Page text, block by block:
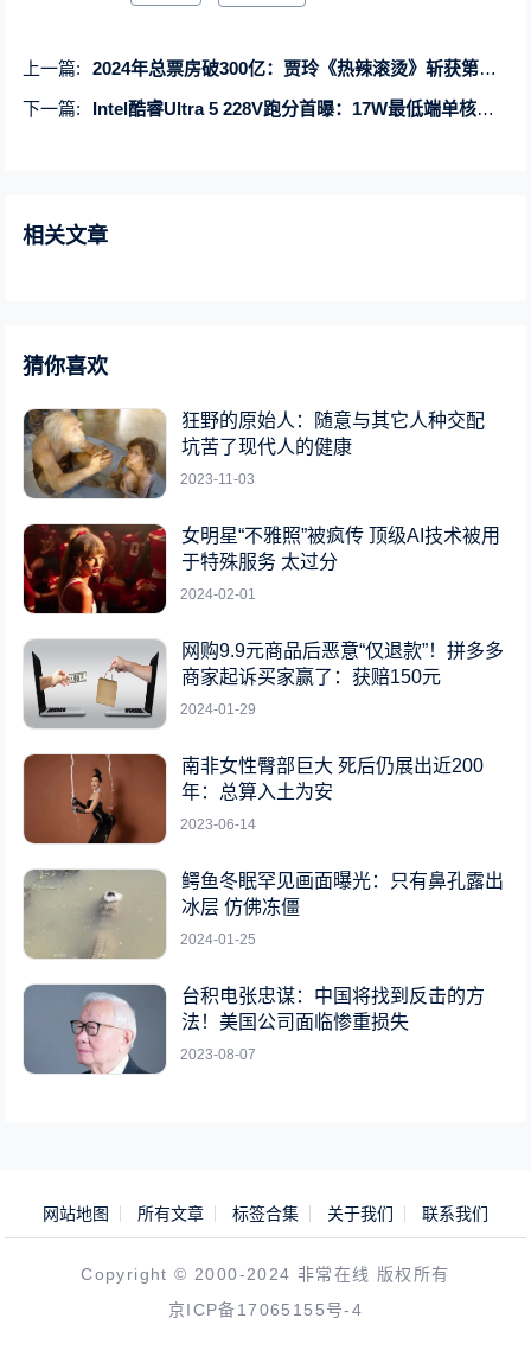
上一篇:
2024年总票房破300亿：贾玲《热辣滚烫》斩获第一名
下一篇:
Intel酷睿Ultra 5 228V跑分首曝：17W最低端单核超过当代54W旗舰
相关文章
猜你喜欢
狂野的原始人：随意与其它人种交配
坑苦了现代人的健康
2023-11-03
女明星“不雅照”被疯传 顶级AI技术被用
于特殊服务 太过分
2024-02-01
网购9.9元商品后恶意“仅退款”！拼多多
商家起诉买家赢了：获赔150元
2024-01-29
南非女性臀部巨大 死后仍展出近200
年：总算入土为安
2023-06-14
鳄鱼冬眠罕见画面曝光：只有鼻孔露出
冰层 仿佛冻僵
2024-01-25
台积电张忠谋：中国将找到反击的方
法！美国公司面临惨重损失
2023-08-07
网站地图 所有文章 标签合集 关于我们 联系我们
Copyright © 2000-2024 非常在线 版权所有
京ICP备17065155号-4